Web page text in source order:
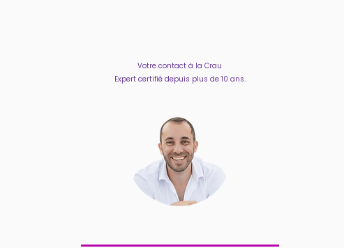
Votre contact à la Crau
Expert certifié depuis plus de 10 ans.